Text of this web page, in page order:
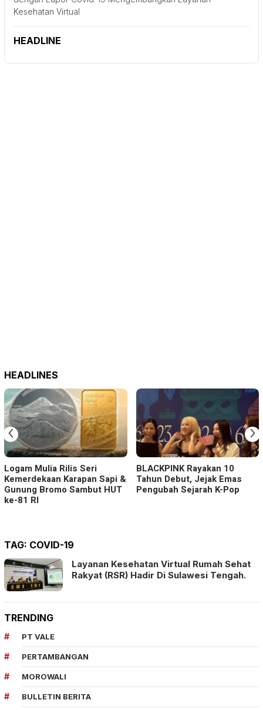
Kesehatan Virtual
HEADLINE
HEADLINES
Logam Mulia Rilis Seri
Kemerdekaan Karapan Sapi &
Gunung Bromo Sambut HUT
ke-81 RI
BLACKPINK Rayakan 10
Tahun Debut, Jejak Emas
Pengubah Sejarah K-Pop
‹ ›
TAG: COVID-19
Layanan Kesehatan Virtual Rumah Sehat
Rakyat (RSR) Hadir Di Sulawesi Tengah.
TRENDING
PT VALE
PERTAMBANGAN
MOROWALI
BULLETIN BERITA